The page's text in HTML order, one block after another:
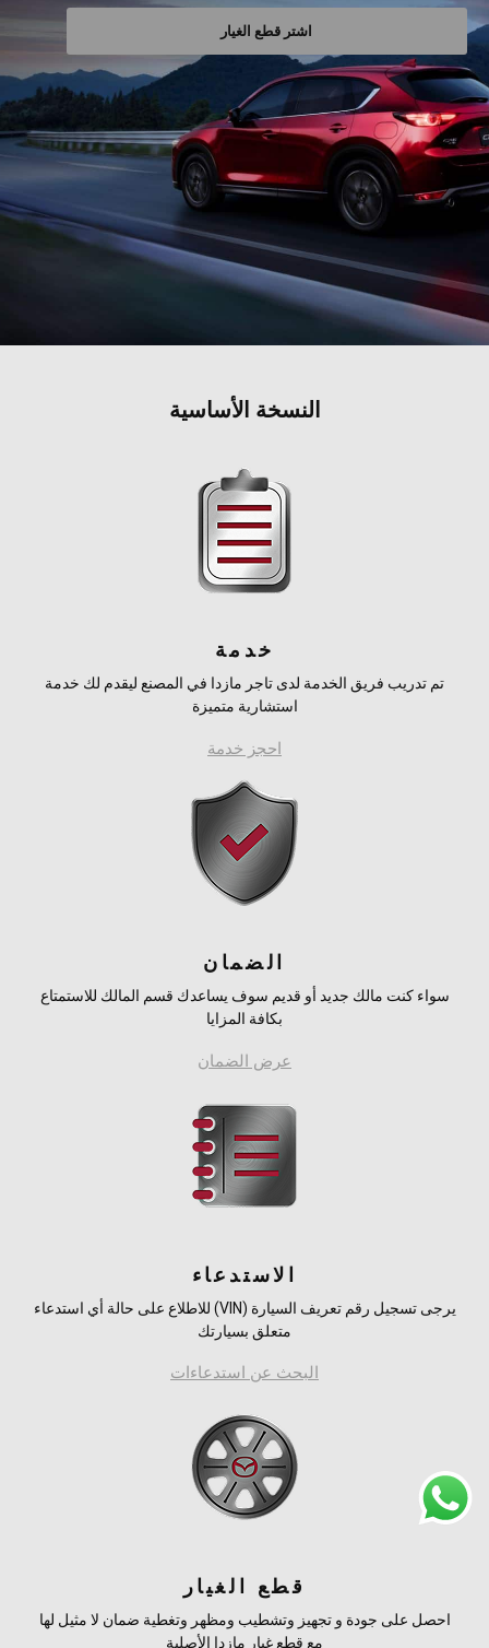
اشتر قطع الغيار
النسخة الأساسية
خدمة
تم تدريب فريق الخدمة لدى تاجر مازدا في المصنع ليقدم لك خدمة
استشارية متميزة
احجز خدمة
الضمان
سواء كنت مالك جديد أو قديم سوف يساعدك قسم المالك للاستمتاع
بكافة المزايا
عرض الضمان
الاستدعاء
يرجى تسجيل رقم تعريف السيارة (VIN) للاطلاع على حالة أي استدعاء
متعلق بسيارتك
البحث عن استدعاءات
قطع الغيار
احصل على جودة و تجهيز وتشطيب ومظهر وتغطية ضمان لا مثيل لها
مع قطع غيار مازدا الأصلية